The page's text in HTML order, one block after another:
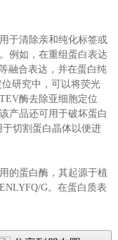
于清除亲和纯化标签或
例如，在重组蛋白表达
融合表达，并在蛋白纯
研究中，可以将荧光
酶去除亚细胞定位
产品还可用于破坏蛋白
切割蛋白晶体以便进
蛋白酶，其起源于植
G。在蛋白质表